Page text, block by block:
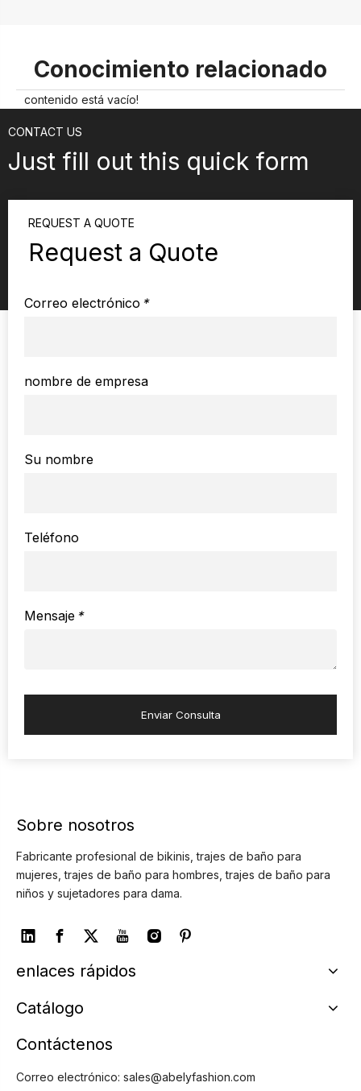
Conocimiento relacionado
contenido está vacío!
CONTACT US
Just fill out this quick form
REQUEST A QUOTE
Request a Quote
*
Correo electrónico
nombre de empresa
Su nombre
Teléfono
*
Mensaje
Enviar Consulta
Sobre nosotros
Fabricante profesional de bikinis, trajes de baño para
mujeres, trajes de baño para hombres, trajes de baño para
niños y sujetadores para dama.
enlaces rápidos
Catálogo
Contáctenos
Correo electrónico: sales@abelyfashion.com